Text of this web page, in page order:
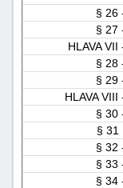
§ 26
§ 27
HLAVA VII
§ 28
§ 29
HLAVA VIII
§ 30
§ 31
§ 32
§ 33
§ 34